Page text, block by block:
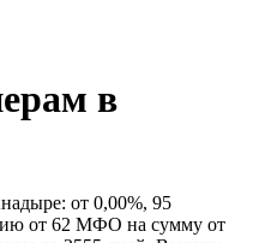
в
от 0,00%, 95
от 62 МФО на сумму от